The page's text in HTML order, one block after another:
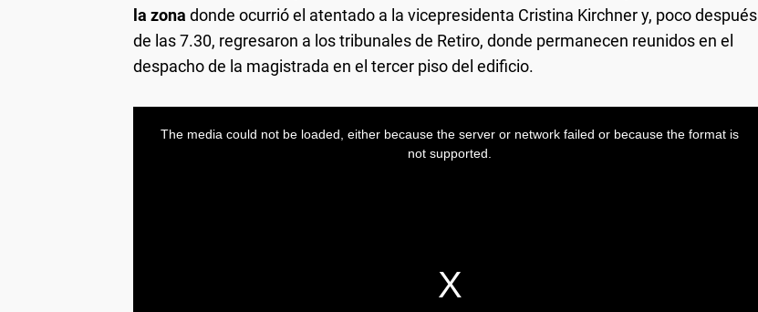
la zona donde ocurrió el atentado a la vicepresidenta Cristina Kirchner y, poco después
de las 7.30, regresaron a los tribunales de Retiro, donde permanecen reunidos en el
despacho de la magistrada en el tercer piso del edificio.